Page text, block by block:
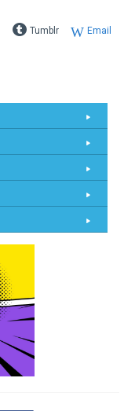
Tumblr Email